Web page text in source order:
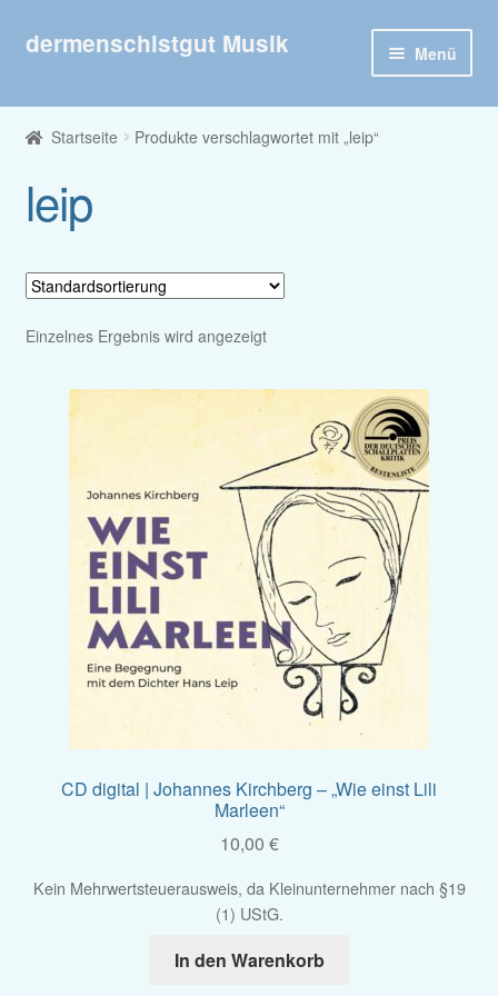
Zur
Zum
dermenschistgut Musik Menü
Willkommen
Veröffentlichungen nach Interpret
Shop
Kontakt
Startseite Produkte verschlagwortet mit „leip“
leip
Einzelnes Ergebnis wird angezeigt
CD digital | Johannes Kirchberg – „Wie einst Lili
Marleen“
10,00 €
Kein Mehrwertsteuerausweis, da Kleinunternehmer nach §19
(1) UStG.
In den Warenkorb